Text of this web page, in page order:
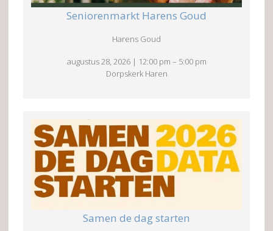
Seniorenmarkt Harens Goud
Harens Goud
augustus 28, 2026 | 12:00 pm – 5:00 pm
Dorpskerk Haren
Samen de dag starten